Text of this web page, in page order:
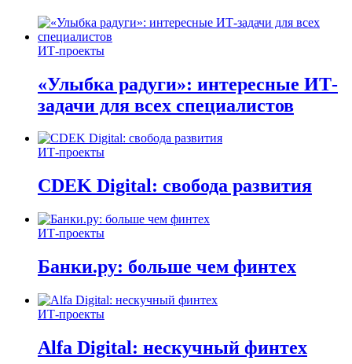
ИТ-проекты
«Улыбка радуги»: интересные ИТ-
задачи для всех специалистов
ИТ-проекты
CDEK Digital: свобода развития
ИТ-проекты
Банки.ру: больше чем финтех
ИТ-проекты
Alfa Digital: нескучный финтех